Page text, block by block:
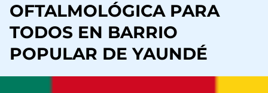
OFTALMOLÓGICA PARA
TODOS EN BARRIO
POPULAR DE YAUNDÉ